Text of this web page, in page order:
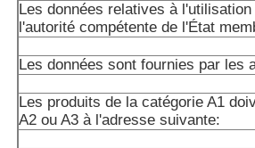
Les données relatives à
l'autorité compétente de l'État
Les données sont fournies par les
Les produits de la catégorie A1
A2 ou A3 à l'adresse suivante: